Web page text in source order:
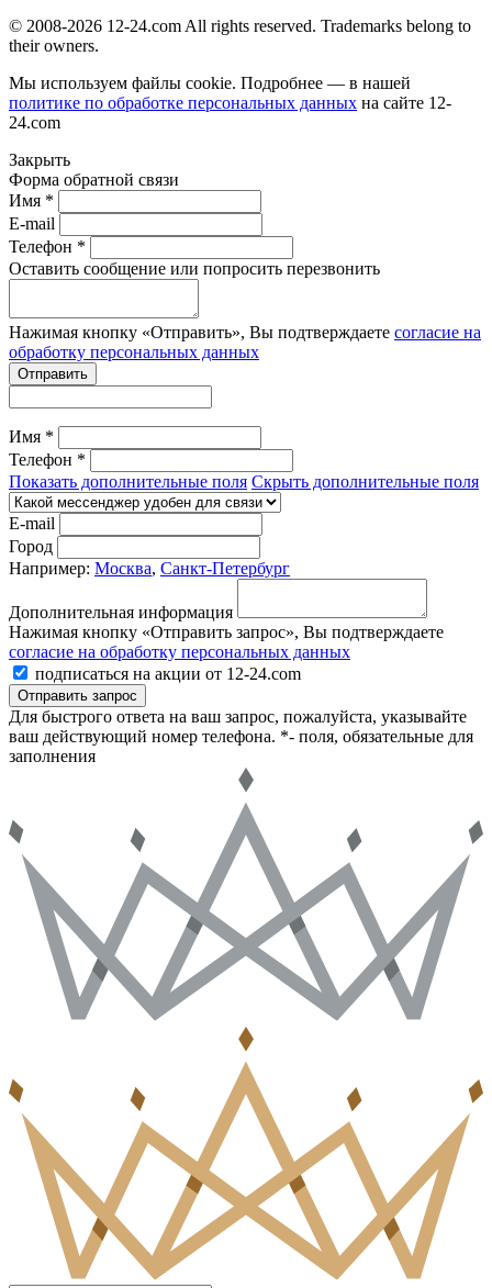
© 2008-2026 12-24.com All rights reserved. Trademarks belong to
their owners.
Мы используем файлы cookie. Подробнее — в нашей
политике по обработке персональных данных на сайте 12-
24.com
Закрыть
Форма обратной связи
Имя *
E-mail
Телефон *
Оставить сообщение или попросить перезвонить
Нажимая кнопку «Отправить», Вы подтверждаете согласие на
обработку персональных данных
Отправить
Имя *
Телефон *
Показать дополнительные поля Скрыть дополнительные поля
E-mail
Город
Например: Москва, Санкт-Петербург
Дополнительная информация
Нажимая кнопку «Отправить запрос», Вы подтверждаете
согласие на обработку персональных данных
подписаться на акции от 12-24.com
Отправить запрос
Для быстрого ответа на ваш запрос, пожалуйста, указывайте
ваш действующий номер телефона. *- поля, обязательные для
заполнения